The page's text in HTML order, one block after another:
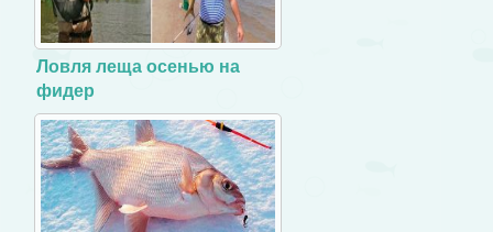
Ловля леща осенью на
фидер